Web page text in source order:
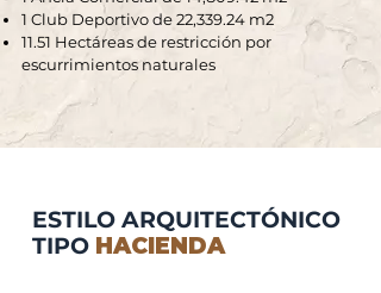
1 Club Deportivo de 22,339.24 m2
11.51 Hectáreas de restricción por
escurrimientos naturales
ESTILO ARQUITECTÓNICO
TIPO HACIENDA